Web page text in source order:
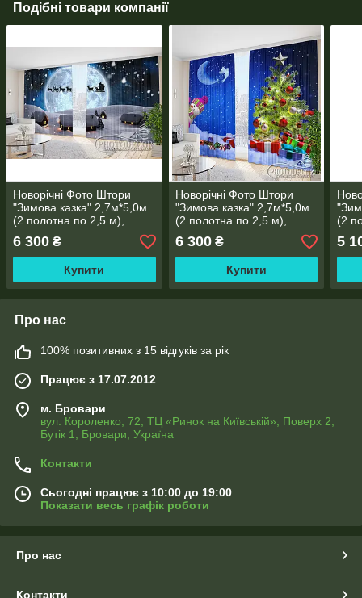
Подібні товари компанії
Новорічні Фото Штори
"Зимова казка" 2,7м*5,0м
(2 полотна по 2,5 м),
6 300 ₴
Купити
Новорічні Фото Штори
"Зимова казка" 2,7м*5,0м
(2 полотна по 2,5 м),
6 300₴
Купити
(2
5
Про нас
100% позитивних з 15 відгуків за рік
Працює з 17.07.2012
м. Бровари
вул. Короленко, 72, ТЦ «Ринок на Київській», Поверх 2,
Бутік 1, Бровари, Україна
Контакти
Сьогодні працює з 10:00 до 19:00
Показати весь графік роботи
Про нас
Контакти